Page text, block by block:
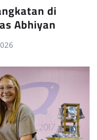
di
Abhiyan